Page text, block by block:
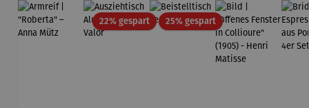
22% gespartRabatt25% gespartRabatt